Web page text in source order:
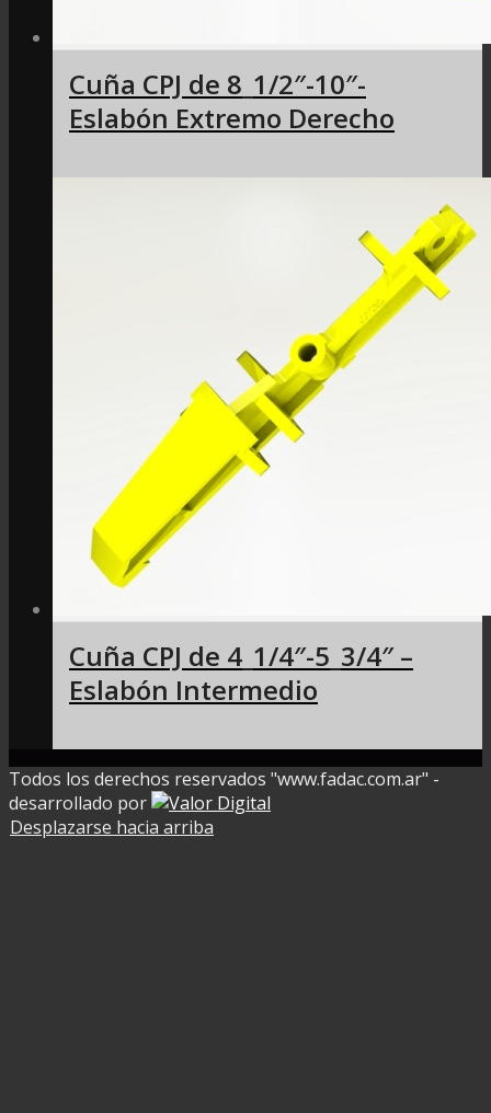
Cuña CPJ de 8_1/2″-10″-
Eslabón Extremo Derecho
Cuña CPJ de 4_1/4″-5_3/4″ –
Eslabón Intermedio
Todos los derechos reservados "www.fadac.com.ar" -
desarrollado por
Desplazarse hacia arriba